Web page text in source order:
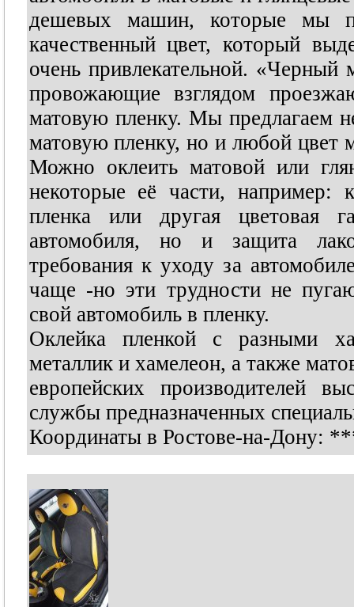
дешевых машин, которые мы
качественный цвет, который
очень привлекательной.
провожающие взглядом
матовую пленку. Мы предлагаем
матовую пленку, но и любой цвет
Можно оклеить матовой или
некоторые её части, например:
пленка или другая цветовая
автомобиля, но и защита
требования к уходу за
чаще -но эти трудности не
свой автомобиль в пленку.
Оклейка пленкой с разными
металлик и хамелеон, а также
европейских производителей
службы предназначенных
Координаты в Ростове-на-Дону: